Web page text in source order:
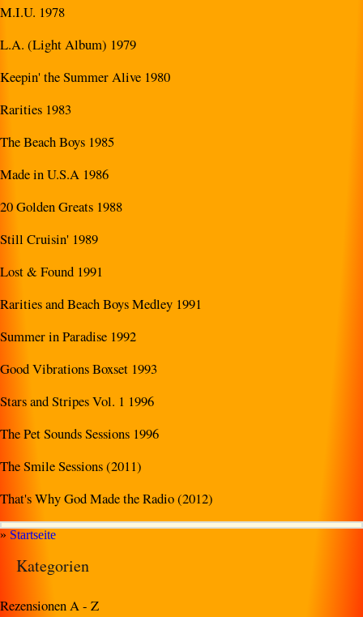
M.I.U. 1978
L.A. (Light Album) 1979
Keepin' the Summer Alive 1980
Rarities 1983
The Beach Boys 1985
Made in U.S.A 1986
20 Golden Greats 1988
Still Cruisin' 1989
Lost & Found 1991
Rarities and Beach Boys Medley 1991
Summer in Paradise 1992
Good Vibrations Boxset 1993
Stars and Stripes Vol. 1 1996
The Pet Sounds Sessions 1996
The Smile Sessions (2011)
That's Why God Made the Radio (2012)
» Startseite
Kategorien
Rezensionen A - Z